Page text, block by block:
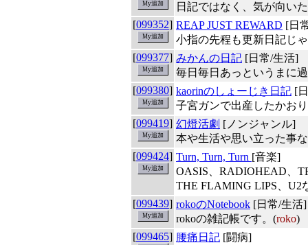
日記ではなく、気が向い
[099352] REAP JUST REWARD [日
小指の先程も更新日記じ
[099377] みかんの日記 [日常/生活]
毎日毎日あっというまに
[099380] kaorinのしょーじき日記 [
子宮ガンで出産したかお
[099419] 幻燈活劇 [ノンジャンル]
本や生活や思い立った事
[099424] Turn, Turn, Turn [音楽]
OASIS、RADIOHEAD、
THE FLAMING LIPS、U2
[099439] rokoのNotebook [日常/生活]
rokoの雑記帳です。(roko)
[099465] 腰痛日記 [闘病]